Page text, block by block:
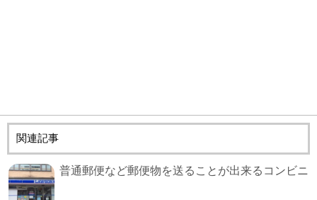
関連記事
普通郵便など郵便物を送ることが出来るコンビニ